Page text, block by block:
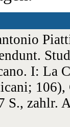
I: La
S., zahlr.